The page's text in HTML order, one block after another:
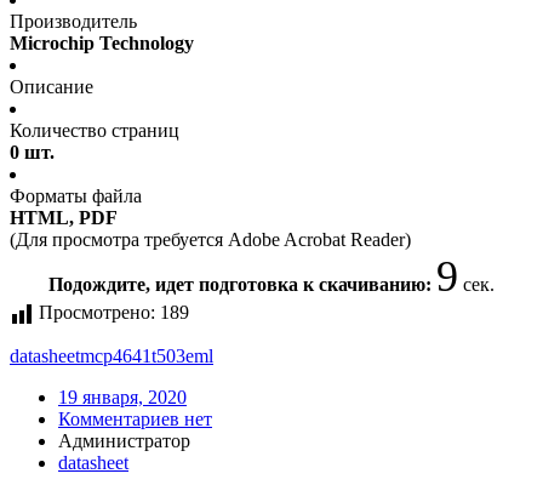
Производитель
Microchip Technology
Описание
Количество страниц
0 шт.
Форматы файла
HTML, PDF
(Для просмотра требуется Adobe Acrobat Reader)
Подождите, идет подготовка к скачиванию: 9 сек.
Просмотрено: 189
datasheetmcp4641t503eml
19 января, 2020
Комментариев нет
Администратор
datasheet